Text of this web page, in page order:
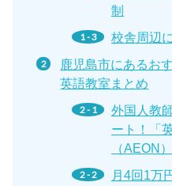
制
校舎周辺
鹿児島市にあるお
英語教室まとめ
外国人教
ート！「
（AEON）
月4回1万